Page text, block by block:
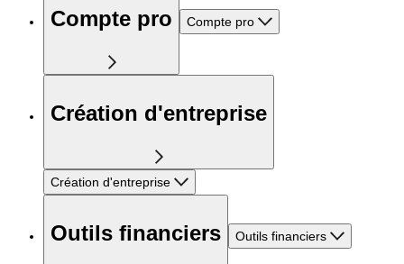
Compte pro Compte pro
Création d'entreprise
Création d'entreprise
Outils financiers Outils financiers